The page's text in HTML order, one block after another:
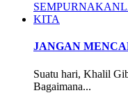
JANGAN
Suatu hari, Khalil
Bagaimana...